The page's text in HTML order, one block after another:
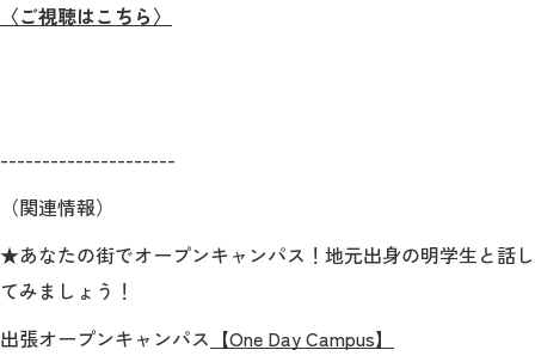
〈ご視聴はこちら〉
---------------------
（関連情報）
★あなたの街でオープンキャンパス！地元出身の明学生と話し
てみましょう！
出張オープンキャンパス 【One Day Campus】